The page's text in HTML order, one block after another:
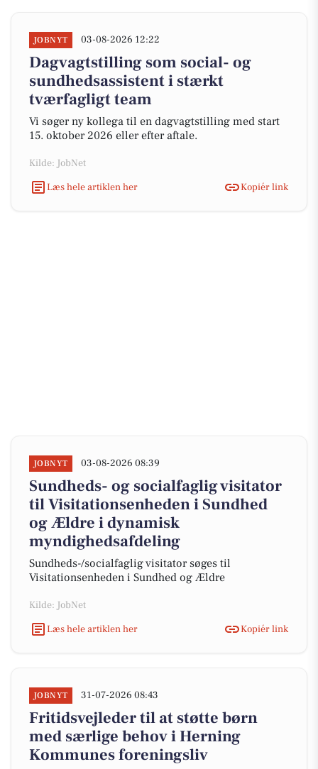
JOBNYT 03-08-2026 12:22
Dagvagtstilling som social- og
sundhedsassistent i stærkt
tværfagligt team
Vi søger ny kollega til en dagvagtstilling med start
15. oktober 2026 eller efter aftale.
Kilde: JobNet
Læs hele artiklen her
Kopiér link
JOBNYT 03-08-2026 08:39
Sundheds- og socialfaglig visitator
til Visitationsenheden i Sundhed
og Ældre i dynamisk
myndighedsafdeling
Sundheds-/socialfaglig visitator søges til
Visitationsenheden i Sundhed og Ældre
Kilde: JobNet
Læs hele artiklen her
Kopiér link
JOBNYT 31-07-2026 08:43
Fritidsvejleder til at støtte børn
med særlige behov i Herning
Kommunes foreningsliv